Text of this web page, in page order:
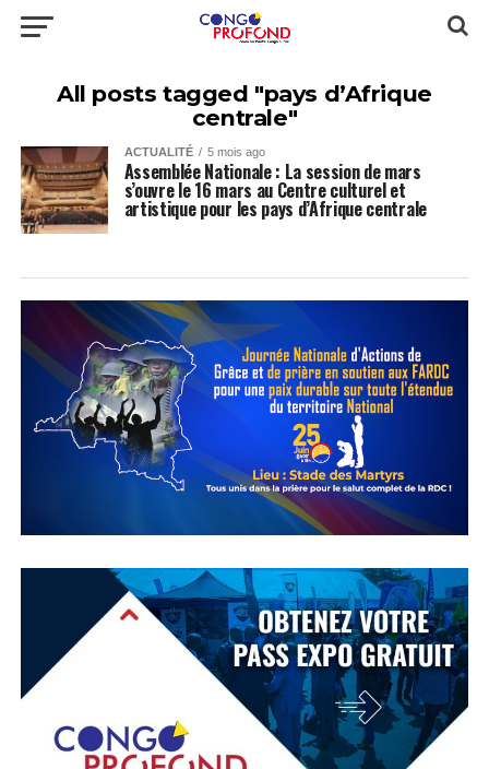
All posts tagged "pays d’Afrique
centrale"
ACTUALITÉ 5 mois ago
Assemblée Nationale : La session de mars
s’ouvre le 16 mars au Centre culturel et
artistique pour les pays d’Afrique centrale